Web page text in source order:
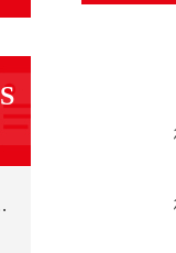
装注意事项